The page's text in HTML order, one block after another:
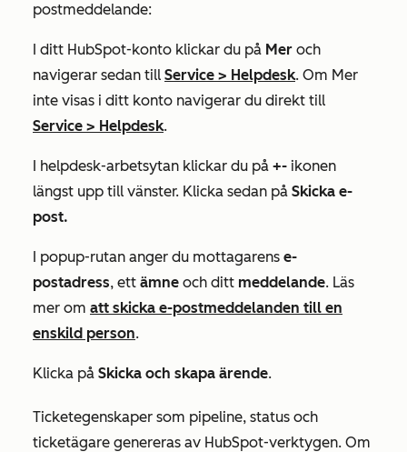
postmeddelande:
I ditt HubSpot-konto klickar du på Mer och
navigerar sedan till Service > Helpdesk. Om Mer
inte visas i ditt konto navigerar du direkt till
Service > Helpdesk.
I helpdesk-arbetsytan klickar du på +- ikonen
längst upp till vänster. Klicka sedan på Skicka e-
post.
I popup-rutan anger du mottagarens e-
postadress, ett ämne och ditt meddelande. Läs
mer om att skicka e-postmeddelanden till en
enskild person.
Klicka på Skicka och skapa ärende.
Ticketegenskaper som pipeline, status och
ticketägare genereras av HubSpot-verktygen. Om